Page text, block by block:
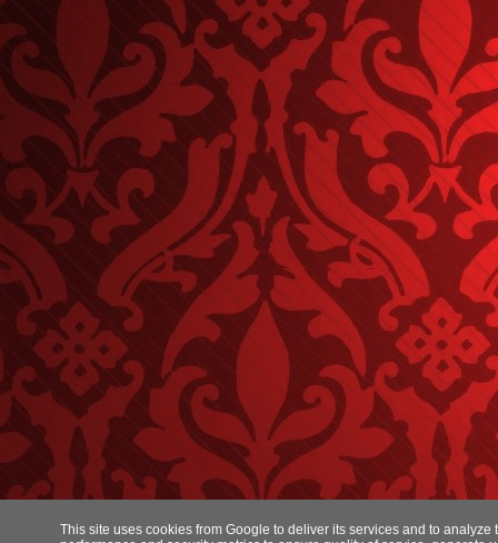
This site uses cookies from Google to deliver its services and to